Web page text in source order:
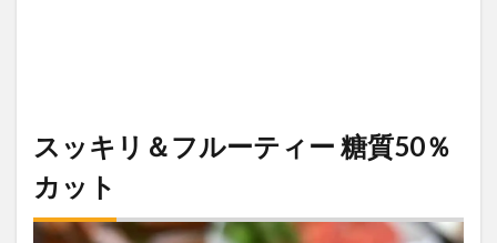
スッキリ＆フルーティー 糖質50％
カット